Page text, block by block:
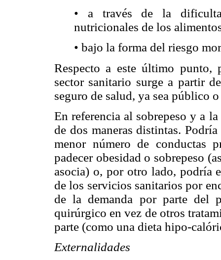
• a través de la
nutricionales de los
• bajo la forma del riesgo
Respecto a este último punto,
sector sanitario surge a partir
seguro de salud, ya sea público
En referencia al sobrepeso y a
de dos maneras distintas.
menor número de conductas
padecer obesidad o sobrepeso
asocia) o, por otro lado, podría
de los servicios sanitarios por
de la demanda por parte del
quirúrgico en vez de otros
parte (como una dieta hipo-
Externalidades